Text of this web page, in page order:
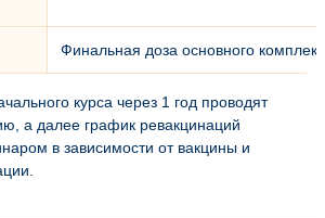
Финальная доза основного
курса через 1 год проводят
а далее график ревакцинаций
в зависимости от вакцины и